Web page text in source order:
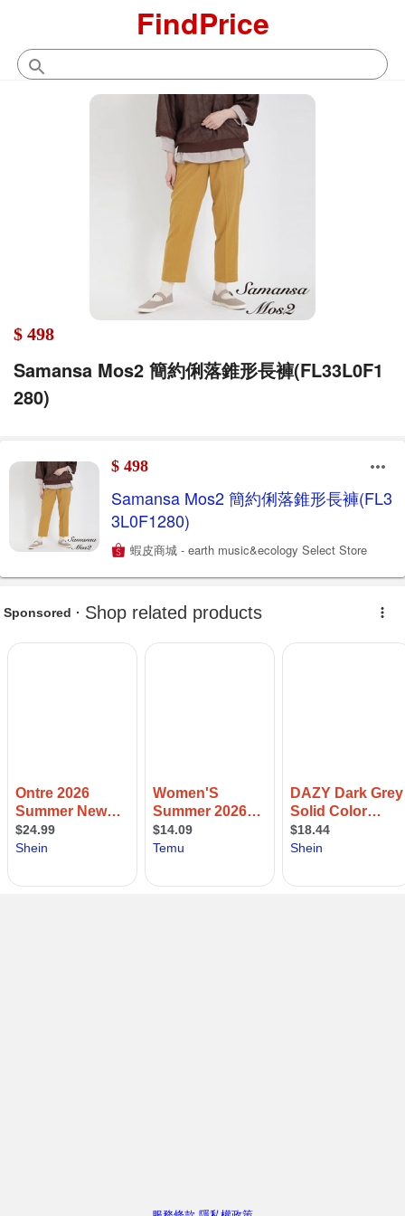
FindPrice
$ 498
Samansa Mos2 簡約俐落錐形長褲(FL33L0F1
280)
$ 498
Samansa Mos2 簡約俐落錐形長褲(FL3
3L0F1280)
蝦皮商城 - earth music&ecology Select Store